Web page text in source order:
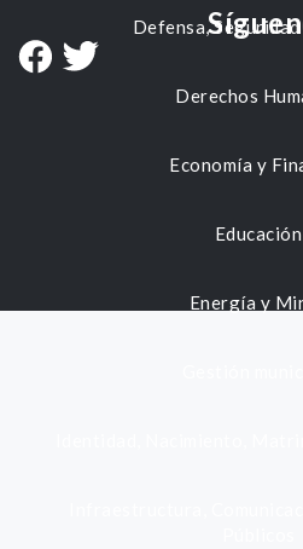
Defensa,
Derechos
Economía y
Educación
Energía y